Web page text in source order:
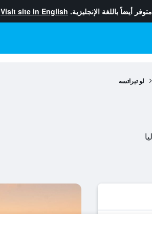
متوفر أيضاً باللغة الإنجليزية. Visit site in English
لو تيراتسه